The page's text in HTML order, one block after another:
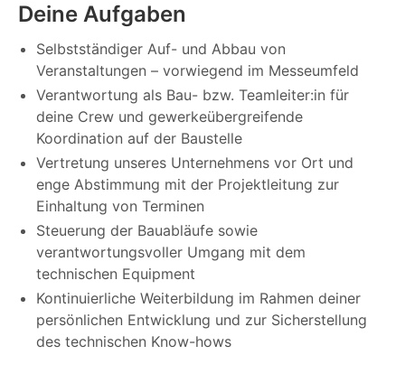
Deine Aufgaben
Selbstständiger Auf- und Abbau von
Veranstaltungen – vorwiegend im Messeumfeld
Verantwortung als Bau- bzw. Teamleiter:in für
deine Crew und gewerkeübergreifende
Koordination auf der Baustelle
Vertretung unseres Unternehmens vor Ort und
enge Abstimmung mit der Projektleitung zur
Einhaltung von Terminen
Steuerung der Bauabläufe sowie
verantwortungsvoller Umgang mit dem
technischen Equipment
Kontinuierliche Weiterbildung im Rahmen deiner
persönlichen Entwicklung und zur Sicherstellung
des technischen Know-hows